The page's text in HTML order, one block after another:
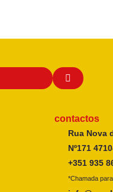
contactos
Rua Nova
Nº171
+351 935
*Chamada